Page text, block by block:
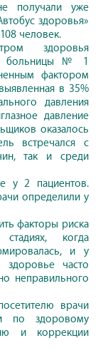
получали уже
здоровья»
человек.
здоровья
больницы № 1
фактором
в 35%
давления
давление
оказалось
встречался с
так и среди
у 2 пациентов.
определили у
факторы риска
когда
и у
здоровье часто
неправильного
врачи
по здоровому
и коррекции